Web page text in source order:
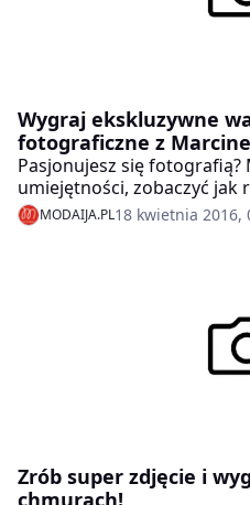
Wygraj ekskluzywne
fotograficzne z
Pasjonujesz się
umiejętności, zobaczyć jak
Wygraj ekskluzywne
Marcinem Tyszką!
MODAIJA.PL18 kwietnia 2016,
Zrób super zdjęcie i
chmurach!